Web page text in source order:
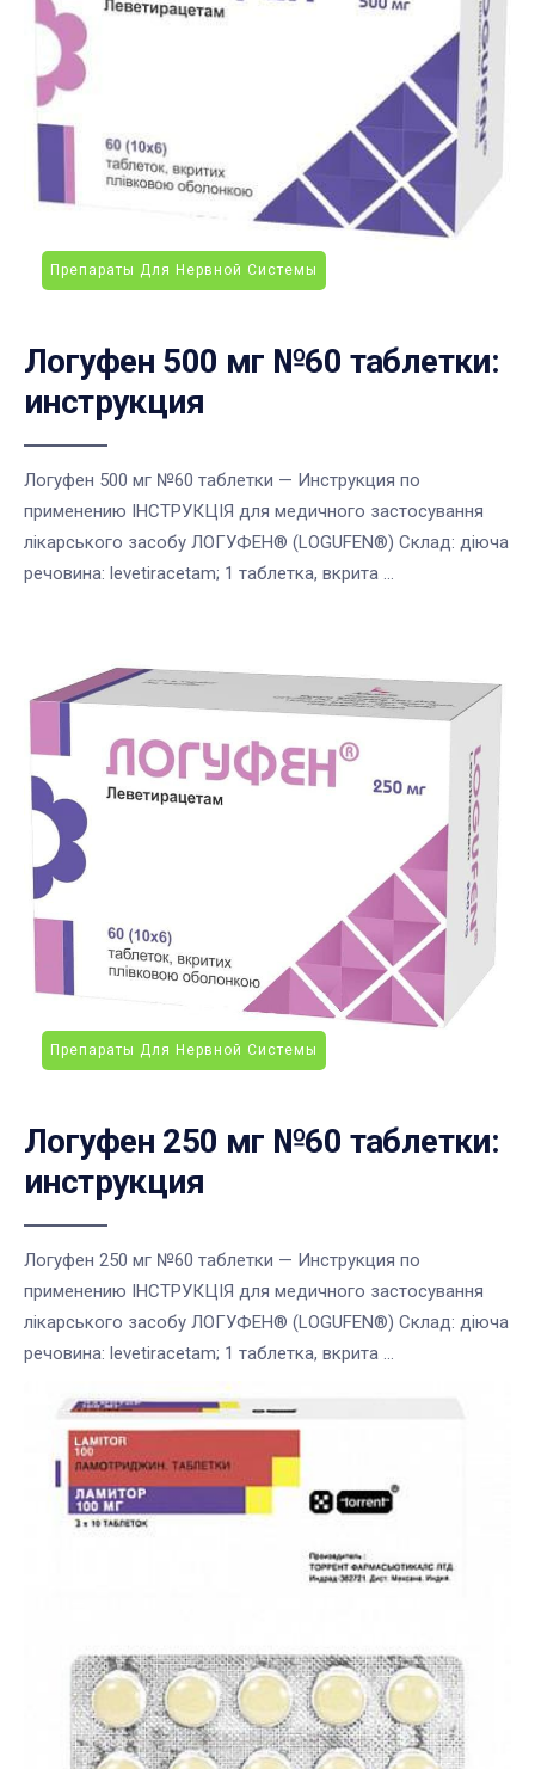
Препараты Для Нервной Системы
Логуфен 500 мг №60 таблетки:
инструкция
Логуфен 500 мг №60 таблетки — Инструкция по
применению ІНСТРУКЦІЯ для медичного застосування
лікарського засобу ЛОГУФЕН® (LOGUFEN®) Склад: діюча
речовина: levetiracetam; 1 таблетка, вкрита ...
Препараты Для Нервной Системы
Логуфен 250 мг №60 таблетки:
инструкция
Логуфен 250 мг №60 таблетки — Инструкция по
применению ІНСТРУКЦІЯ для медичного застосування
лікарського засобу ЛОГУФЕН® (LOGUFEN®) Склад: діюча
речовина: levetiracetam; 1 таблетка, вкрита ...